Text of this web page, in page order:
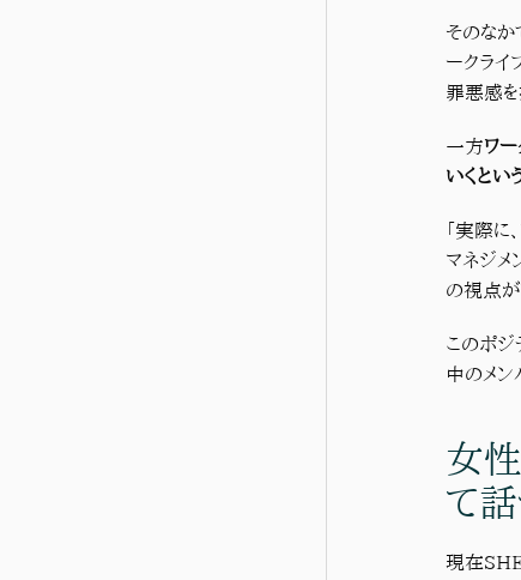
そのなか
ークライ
罪悪感を
一方ワ
いくとい
「実際
マネジメ
の視点が
このポジ
中のメン
女
て
現在